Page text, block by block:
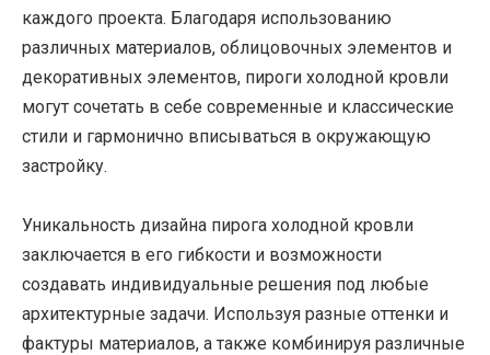
каждого проекта. Благодаря использованию
различных материалов, облицовочных элементов и
декоративных элементов, пироги холодной кровли
могут сочетать в себе современные и классические
стили и гармонично вписываться в окружающую
застройку.
Уникальность дизайна пирога холодной кровли
заключается в его гибкости и возможности
создавать индивидуальные решения под любые
архитектурные задачи. Используя разные оттенки и
фактуры материалов, а также комбинируя различные